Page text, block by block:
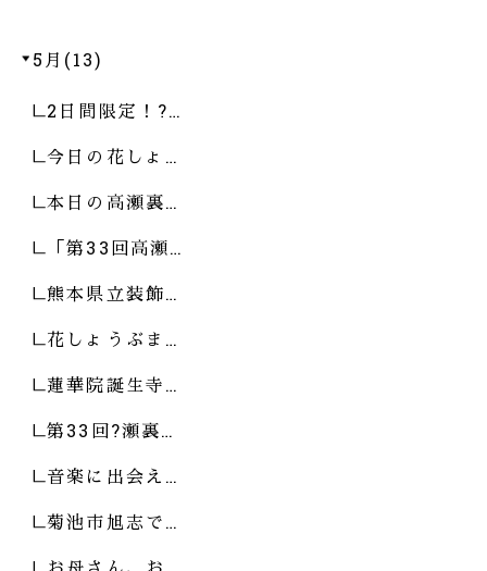
5月(13)
2日間限定！?…
今日の花しょ…
本日の高瀬裏…
「第33回高瀬…
熊本県立装飾…
花しょうぶま…
蓮華院誕生寺…
第33回?瀬裏…
音楽に出会え…
菊池市旭志で…